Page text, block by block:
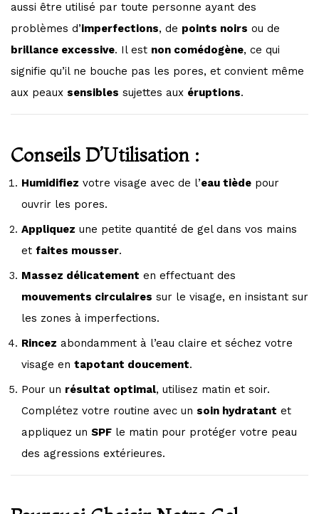
aussi être utilisé par toute personne ayant des
problèmes d’imperfections, de points noirs ou de
brillance excessive. Il est non comédogène, ce qui
signifie qu’il ne bouche pas les pores, et convient même
aux peaux sensibles sujettes aux éruptions.
Conseils D’Utilisation :
Humidifiez votre visage avec de l’eau tiède pour
ouvrir les pores.
Appliquez une petite quantité de gel dans vos mains
et faites mousser.
Massez délicatement en effectuant des
mouvements circulaires sur le visage, en insistant sur
les zones à imperfections.
Rincez abondamment à l’eau claire et séchez votre
visage en tapotant doucement.
Pour un résultat optimal, utilisez matin et soir.
Complétez votre routine avec un soin hydratant et
appliquez un SPF le matin pour protéger votre peau
des agressions extérieures.